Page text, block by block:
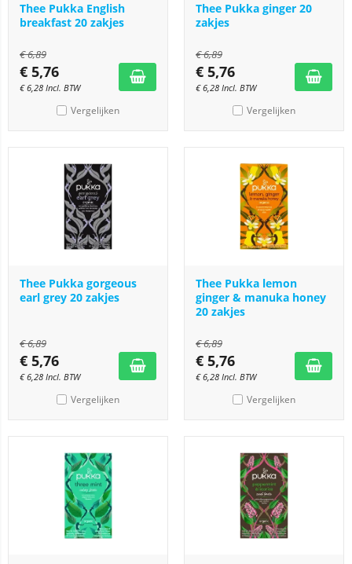
Thee Pukka English
breakfast 20 zakjes
€6,89
€ 5,76
€6,28 Incl. BTW
Vergelijken
Thee Pukka ginger 20
zakjes
€6,89
€ 5,76
€6,28 Incl. BTW
Vergelijken
Thee Pukka gorgeous
earl grey 20 zakjes
€6,89
€ 5,76
€6,28 Incl. BTW
Vergelijken
Thee Pukka lemon
ginger & manuka honey
20 zakjes
€6,89
€ 5,76
€6,28 Incl. BTW
Vergelijken